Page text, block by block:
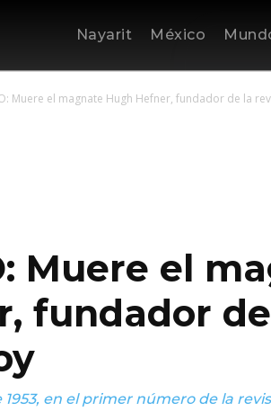
Nayarit México
Muere el magnate Hugh Hefner, fundador de la
Muere el
fundador
en el primer número de la